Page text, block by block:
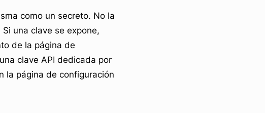
como un secreto. No la
una clave se expone,
de la página de
clave API dedicada por
la página de configuración